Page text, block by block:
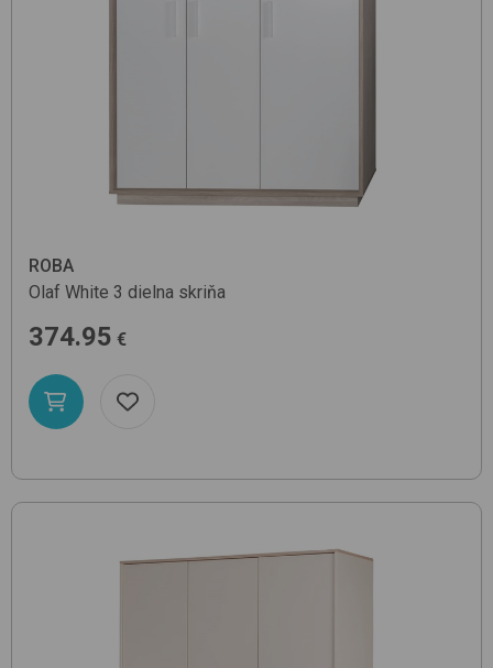
ROBA
Olaf White 3 dielna skriňa
374.95 €